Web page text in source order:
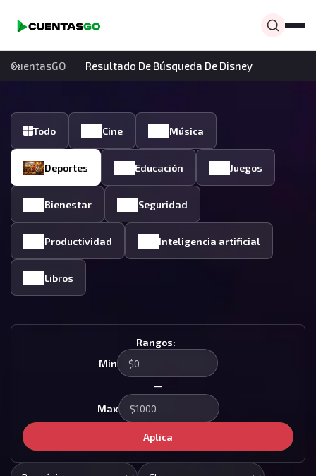
CuentasGO Resultado De Búsqueda De Disney
Todo Cine Música
Deportes Educación Juegos
Bienestar Seguridad
Productividad Inteligencia artificial
Libros
Rangos:
Min
—
Max
Aplica